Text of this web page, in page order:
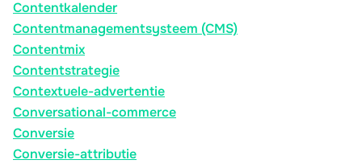
Contentkalender
Contentmanagementsysteem (CMS)
Contentmix
Contentstrategie
Contextuele-advertentie
Conversational-commerce
Conversie
Conversie-attributie